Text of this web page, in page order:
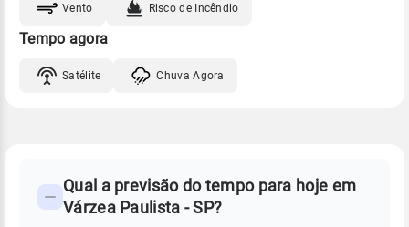
Vento Risco de Incêndio
Tempo agora
Satélite Chuva Agora
PREVISÃO
TEMPO
Perguntas
Qual a previsão do tempo para hoje em
Várzea Paulista - SP?